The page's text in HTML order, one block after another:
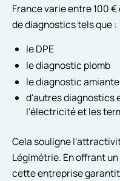
France varie entre 100
de diagnostics tels que :
le DPE
le diagnostic plomb
le diagnostic amiante
d'autres diagnostics
l'électricité et les
Cela souligne
Légimétrie. En offrant
cette entreprise